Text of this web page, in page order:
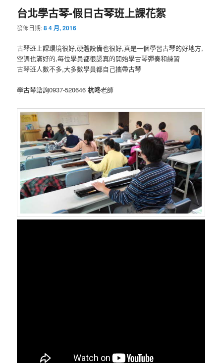
台北學古琴-假日古琴班上課花絮
發佈日期:8 4 月, 2016
古琴班上課環境很好,硬體設備也很好,真是一個學習古琴的好地方,
空調也滿好的,每位學員都很認真的開始學古琴彈奏和練習
古琴班人數不多,大多數學員都自己攜帶古琴
學古琴諮詢0937-520646杭咚老師